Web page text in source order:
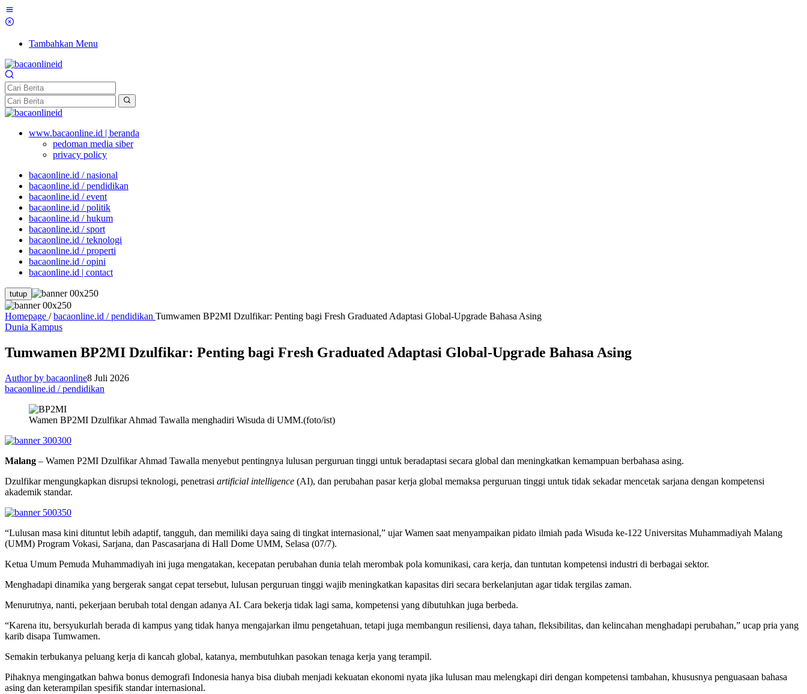
Tambahkan Menu
www.bacaonline.id | beranda
pedoman media siber
privacy policy
bacaonline.id / nasional
bacaonline.id / pendidikan
bacaonline.id / event
bacaonline.id / politik
bacaonline.id / hukum
bacaonline.id / sport
bacaonline.id / teknologi
bacaonline.id / properti
bacaonline.id / opini
bacaonline.id | contact
tutup
Homepage / bacaonline.id / pendidikan Tumwamen BP2MI Dzulfikar: Penting bagi Fresh Graduated Adaptasi Global-Upgrade Bahasa Asing
Dunia Kampus
Tumwamen BP2MI Dzulfikar: Penting bagi Fresh Graduated Adaptasi Global-Upgrade Bahasa Asing
Author by bacaonline8 Juli 2026
bacaonline.id / pendidikan
Wamen BP2MI Dzulfikar Ahmad Tawalla menghadiri Wisuda di UMM.(foto/ist)
Malang – Wamen P2MI Dzulfikar Ahmad Tawalla menyebut pentingnya lulusan perguruan tinggi untuk beradaptasi secara global dan meningkatkan kemampuan berbahasa asing.
Dzulfikar mengungkapkan disrupsi teknologi, penetrasi artificial intelligence (AI), dan perubahan pasar kerja global memaksa perguruan tinggi untuk tidak sekadar mencetak sarjana dengan kompetensi
akademik standar.
“Lulusan masa kini dituntut lebih adaptif, tangguh, dan memiliki daya saing di tingkat internasional,” ujar Wamen saat menyampaikan pidato ilmiah pada Wisuda ke-122 Universitas Muhammadiyah Malang
(UMM) Program Vokasi, Sarjana, dan Pascasarjana di Hall Dome UMM, Selasa (07/7).
Ketua Umum Pemuda Muhammadiyah ini juga mengatakan, kecepatan perubahan dunia telah merombak pola komunikasi, cara kerja, dan tuntutan kompetensi industri di berbagai sektor.
Menghadapi dinamika yang bergerak sangat cepat tersebut, lulusan perguruan tinggi wajib meningkatkan kapasitas diri secara berkelanjutan agar tidak tergilas zaman.
Menurutnya, nanti, pekerjaan berubah total dengan adanya AI. Cara bekerja tidak lagi sama, kompetensi yang dibutuhkan juga berbeda.
“Karena itu, bersyukurlah berada di kampus yang tidak hanya mengajarkan ilmu pengetahuan, tetapi juga membangun resiliensi, daya tahan, fleksibilitas, dan kelincahan menghadapi perubahan,” ucap pria yang
karib disapa Tumwamen.
Semakin terbukanya peluang kerja di kancah global, katanya, membutuhkan pasokan tenaga kerja yang terampil.
Pihaknya mengingatkan bahwa bonus demografi Indonesia hanya bisa diubah menjadi kekuatan ekonomi nyata jika lulusan mau melengkapi diri dengan kompetensi tambahan, khususnya penguasaan bahasa
asing dan keterampilan spesifik standar internasional.